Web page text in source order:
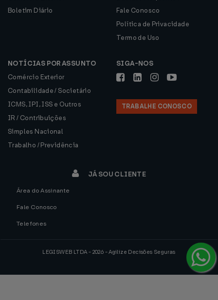
Boletim Diário
Fale Conosco
Política de Privacidade
Termo de Uso
NOTÍCIAS POR ASSUNTO
Comércio Exterior
Contabilidade / Societário
ICMS, IPI, ISS e Outros
IR / Contribuições
Simples Nacional
Trabalho / Previdência
SIGA-NOS
TRABALHE CONOSCO
JÁ SOU CLIENTE
Área do Assinante
Fale Conosco
Telefones
LEGISWEB LTDA - 2026 - Agilize Decisões Seguras